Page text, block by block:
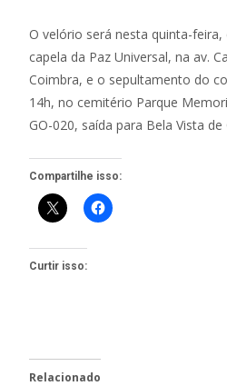
O velório será nesta quinta-feira,
capela da Paz Universal, na av.
Coimbra, e o sepultamento do
14h, no cemitério Parque
GO-020, saída para Bela Vista de
Compartilhe isso:
Curtir isso:
Relacionado